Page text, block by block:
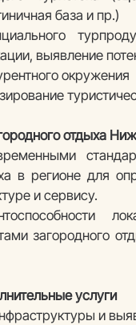
база и пр.)
выявление
окружения
отдыха
в регионе для
и сервису.
загородного
услуги
и